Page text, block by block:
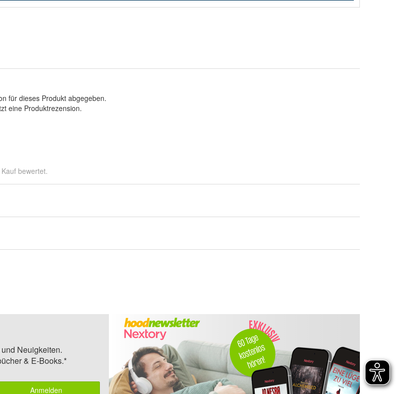
für dieses Produkt abgegeben.
eine Produktrezension.
bewertet.
Neuigkeiten.
& E-Books.*
Anmelden